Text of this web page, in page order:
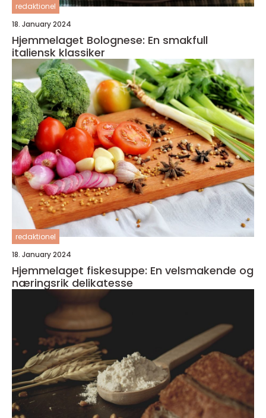
redaktionel
18. January 2024
Hjemmelaget Bolognese: En smakfull
italiensk klassiker
redaktionel
18. January 2024
Hjemmelaget fiskesuppe: En velsmakende og
næringsrik delikatesse